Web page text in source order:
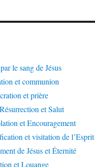
le sang de Jésus
et communion
et prière
et Salut
et Encouragement
et visitation de l’Esprit
de Jésus et Éternité
et Louange